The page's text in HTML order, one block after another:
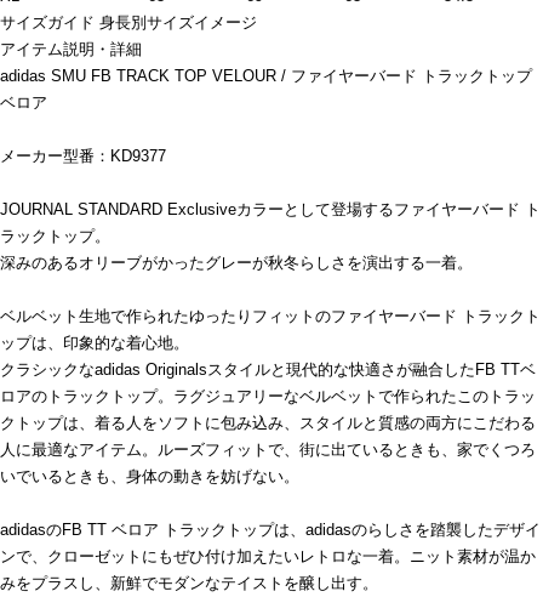
サイズガイド 身長別サイズイメージ
アイテム説明・詳細
adidas SMU FB TRACK TOP VELOUR / ファイヤーバード トラックトップ
ベロア
メーカー型番：KD9377
JOURNAL STANDARD Exclusiveカラーとして登場するファイヤーバード ト
ラックトップ。
深みのあるオリーブがかったグレーが秋冬らしさを演出する一着。
ベルベット生地で作られたゆったりフィットのファイヤーバード トラックト
ップは、印象的な着心地。
クラシックなadidas Originalsスタイルと現代的な快適さが融合したFB TTベ
ロアのトラックトップ。ラグジュアリーなベルベットで作られたこのトラッ
クトップは、着る人をソフトに包み込み、スタイルと質感の両方にこだわる
人に最適なアイテム。ルーズフィットで、街に出ているときも、家でくつろ
いでいるときも、身体の動きを妨げない。
adidasのFB TT ベロア トラックトップは、adidasのらしさを踏襲したデザイ
ンで、クローゼットにもぜひ付け加えたいレトロな一着。ニット素材が温か
みをプラスし、新鮮でモダンなテイストを醸し出す。